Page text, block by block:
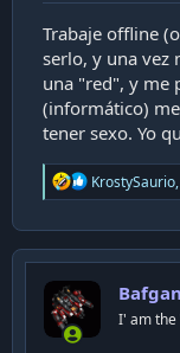
Trabaje offline
serlo, y una vez
una "red", y me
(informático)
tener sexo. Yo
R
e
c
t
n
s
KrostySaurio,
I' am the